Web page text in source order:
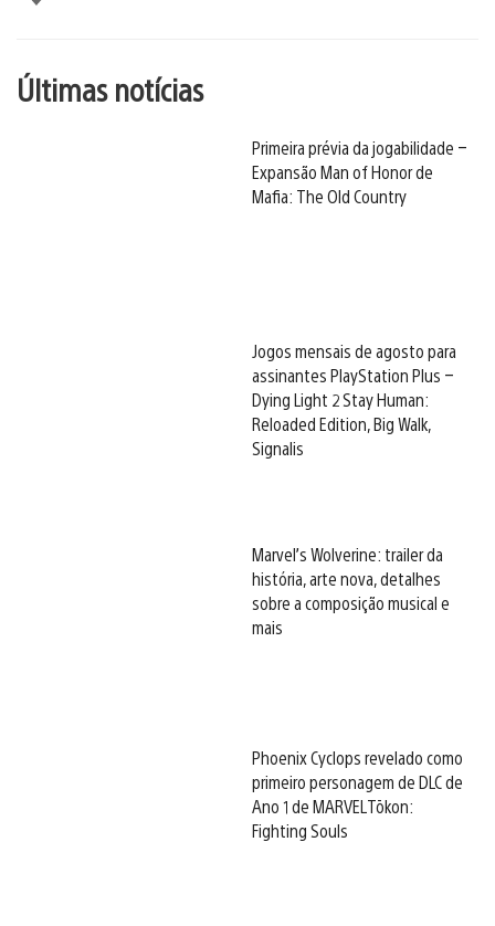
Últimas notícias
Primeira prévia da jogabilidade –
Expansão Man of Honor de
Mafia: The Old Country
Jogos mensais de agosto para
assinantes PlayStation Plus –
Dying Light 2 Stay Human:
Reloaded Edition, Big Walk,
Signalis
Marvel’s Wolverine: trailer da
história, arte nova, detalhes
sobre a composição musical e
mais
Phoenix Cyclops revelado como
primeiro personagem de DLC de
Ano 1 de MARVEL Tōkon:
Fighting Souls